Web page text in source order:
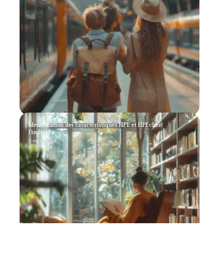
Identification des caractéristiques HPE et HPI chez
l’individu
11 mars 2026